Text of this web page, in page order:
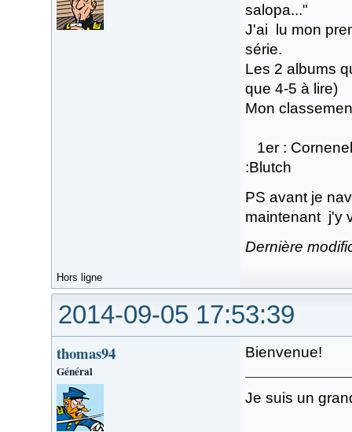
salopa..."
J'ai lu mon
série.
Les 2 albums
que 4-5 à lire)
Mon
1er :
:Blutch
PS avant je
maintenant j'y
Dernière
Hors ligne
2014-09-05 17:53:39
thomas94
Général
Bienvenue!
Je suis un